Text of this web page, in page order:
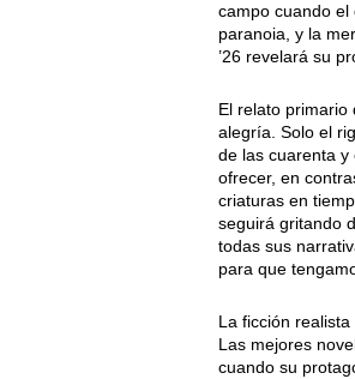
campo cuando el
paranoia, y la
’26 revelará su
El relato primario
alegría. Solo el
de las cuarenta y
ofrecer, en
criaturas en
seguirá gritando
todas sus
para que
La ficción
Las mejores
cuando su